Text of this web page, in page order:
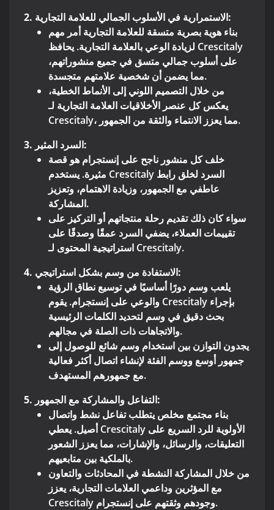
2. الاستمرارية في الأسلوب الجمالي للعلامة التجارية:
بناء هوية بصرية متسقة للعلامة التجارية أمر مهم
لزيادة الوعي بالعلامة التجارية. يحافظ Crescitaly
على أسلوب جمالي متسق في جميع منشوراتهم،
مما يضمن أن شخصية علامتهم متجسدة.
من خلال التصميم اللوني إلى الأنماط الخطية،
يعكس كل عنصر الأخلاقيات العلامة التجارية لـ
Crescitaly، مما يعزز الانتماء والثقة من الجمهور.
3. السرد المثير:
خلف كل منشور ناجح على إنستجرام هو قصة
مثيرة. يستخدم Crescitaly السرد لخلق رابط
عاطفي مع الجمهور، وزيادة الاهتمام، وتعزيز
المشاركة.
سواء كان ذلك تقديم رحلة منتجاتهم أو التركيز على
تقييمات العملاء، يضفي السرد عمقًا وصدقًا على
استراتيجية المحتوى لـ Crescitaly.
4. الاستفادة من وسم بشكل استراتيجي:
يلعب وسم دورًا أساسيًا في توسيع نطاق الرؤية
والوعي على إنستجرام. يقوم Crescitaly بإجراء
بحث دقيق في وسم لتحديد الكلمات الرئيسية
والاتجاهات ذات الصلة في مجالهم.
يجدون التوازن بين استخدام وسم شائع للوصول إلى
جمهور أوسع ووسم الفئة لإنشاء اتصال أكثر فعالية
مع جمهورهم المستهدف.
5. التفاعل والمشاركة مع الجمهور:
بناء مجتمع مخلص يتطلب تفاعل نشط واتصال
أصيل. يعطي Crescitaly الأولوية للرد السريع على
التعليقات، والرسائل، والإشارات، مما يعزز الشعور
بالملكية بين متابعيهم.
من خلال المشاركة النشطة في المحادثات والتعاون
مع المؤثرين وداعمي العلامات التجارية، يعزز
Crescitaly وجودهم وثقتهم على إنستجرام.